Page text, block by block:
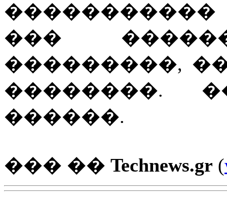
���
���������,
��������.
������.
��� �� Technews.gr (